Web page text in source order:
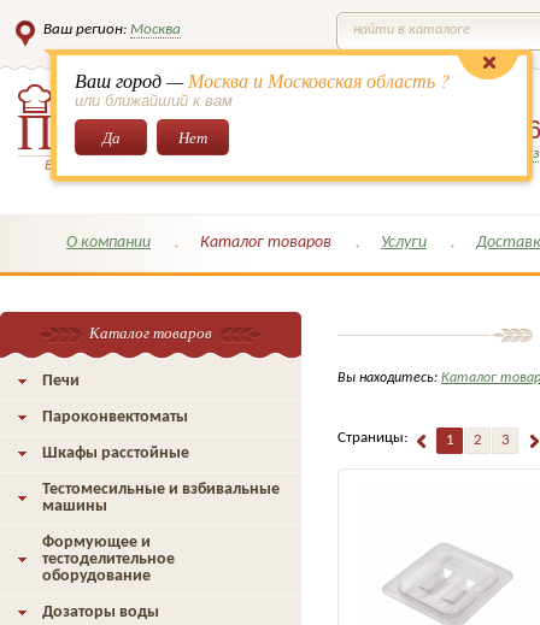
Ваш регион: Москва
Ваш город —Москва и Московская область ?
или ближайший к вам
Да Нет
найти в каталоге
Всё для кондитеров и поваров!
649-
Заказать обратный
О компании Каталог товаров Услуги
Вы находитесь: Каталог
Страницы: 1 2 3
Каталог товаров
Печи
Пароконвектоматы
Шкафы расстойные
Тестомесильные и взбивальные
машины
Формующее и
тестоделительное
оборудование
Дозаторы воды